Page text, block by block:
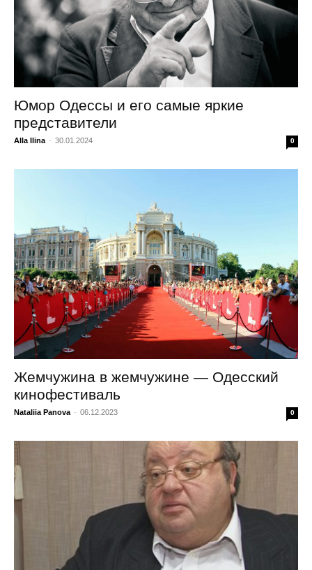
Юмор Одессы и его самые яркие
представители
Alla Ilina - 30.01.2024 0
Жемчужина в жемчужине — Одесский
кинофестиваль
Nataliia Panova - 06.12.2023 0